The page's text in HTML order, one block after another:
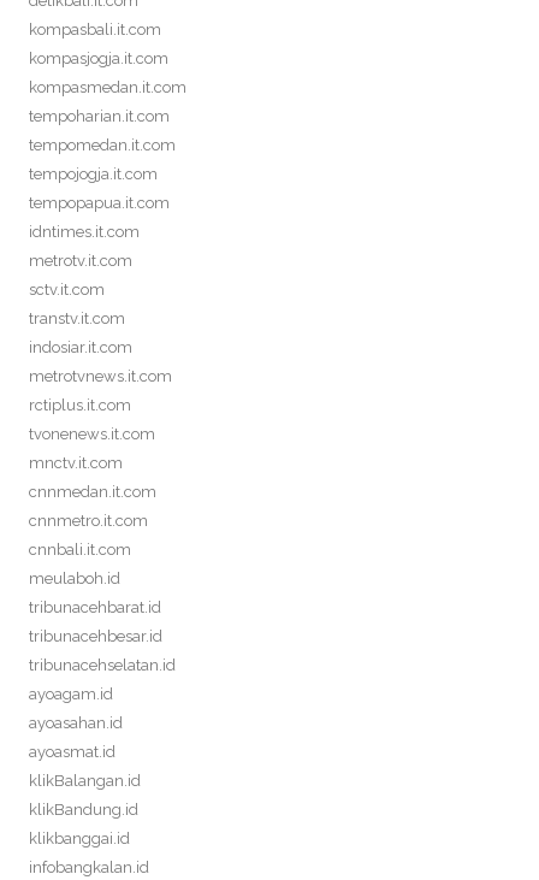
kompasbali.it.com
kompasjogja.it.com
kompasmedan.it.com
tempoharian.it.com
tempomedan.it.com
tempojogja.it.com
tempopapua.it.com
idntimes.it.com
metrotv.it.com
sctv.it.com
transtv.it.com
indosiar.it.com
metrotvnews.it.com
rctiplus.it.com
tvonenews.it.com
mnctv.it.com
cnnmedan.it.com
cnnmetro.it.com
cnnbali.it.com
meulaboh.id
tribunacehbarat.id
tribunacehbesar.id
tribunacehselatan.id
ayoagam.id
ayoasahan.id
ayoasmat.id
klikBalangan.id
klikBandung.id
klikbanggai.id
infobangkalan.id